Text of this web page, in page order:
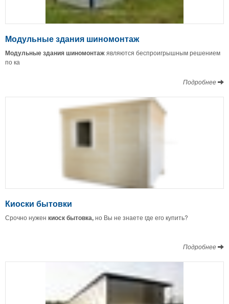
Модульные здания шиномонтаж
Модульныезданияшиномонтажявляются беспроигрышным решением
по ка
Подробнее
Киоски бытовки
Срочно нужен киоск бытовка,но Вы не знаете где его купить?
Подробнее